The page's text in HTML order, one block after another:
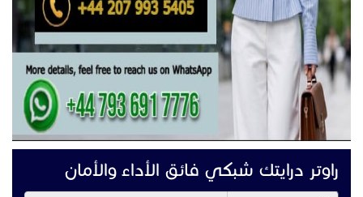
راوتر درايتك شبكي فائق الأداء والأمان